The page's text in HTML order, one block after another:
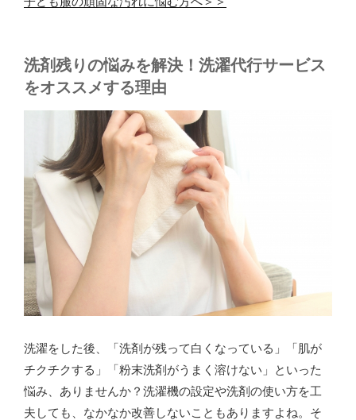
洗剤残りの悩みを解決！洗濯代行サービス
をオススメする理由
洗濯をした後、「洗剤が残って白くなっている」「肌が
チクチクする」「粉末洗剤がうまく溶けない」といった
悩み、ありませんか？洗濯機の設定や洗剤の使い方を工
夫しても、なかなか改善しないこともありますよね。そ